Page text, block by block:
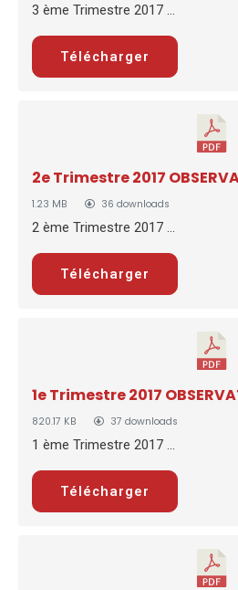
3 ème Trimestre 2017 ...
Télécharger
2e Trimestre 2017
1.23 MB 36 downloads
2 ème Trimestre 2017 ...
Télécharger
1e Trimestre 2017
820.17 KB 37 downloads
1 ème Trimestre 2017 ...
Télécharger